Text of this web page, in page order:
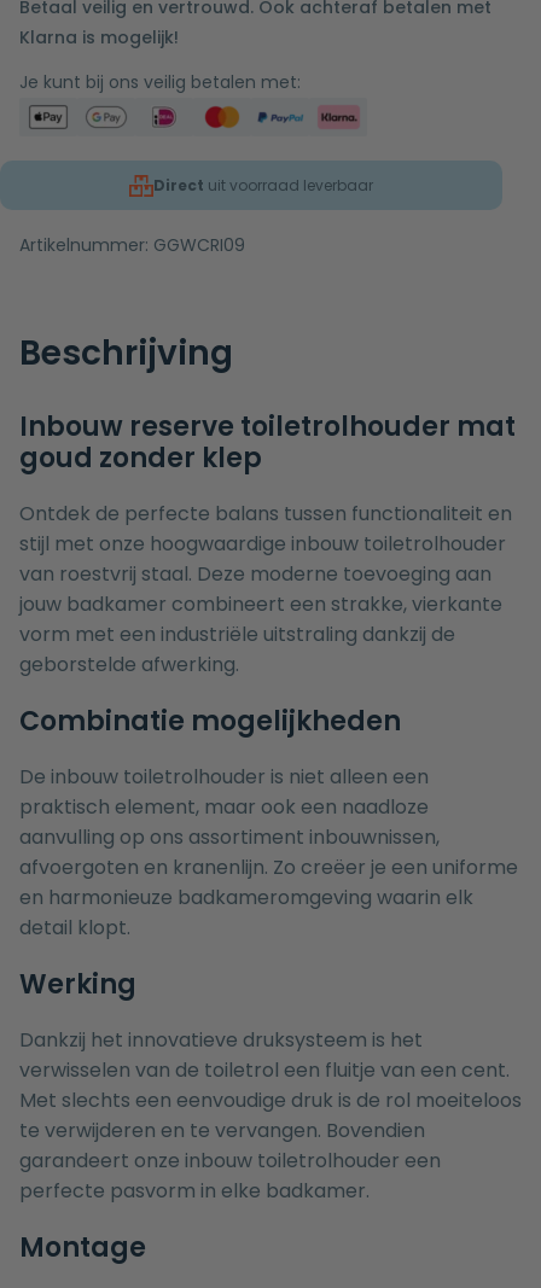
Betaal veilig en vertrouwd. Ook achteraf betalen met
Klarna is mogelijk!
Je kunt bij ons veilig betalen met:
Direct uit voorraad leverbaar
Artikelnummer: GGWCRI09
Beschrijving
Inbouw reserve toiletrolhouder mat
goud zonder klep
Ontdek de perfecte balans tussen functionaliteit en
stijl met onze hoogwaardige inbouw toiletrolhouder
van roestvrij staal. Deze moderne toevoeging aan
jouw badkamer combineert een strakke, vierkante
vorm met een industriële uitstraling dankzij de
geborstelde afwerking.
Combinatie mogelijkheden
De inbouw toiletrolhouder is niet alleen een
praktisch element, maar ook een naadloze
aanvulling op ons assortiment inbouwnissen,
afvoergoten en kranenlijn. Zo creëer je een uniforme
en harmonieuze badkameromgeving waarin elk
detail klopt.
Werking
Dankzij het innovatieve druksysteem is het
verwisselen van de toiletrol een fluitje van een cent.
Met slechts een eenvoudige druk is de rol moeiteloos
te verwijderen en te vervangen. Bovendien
garandeert onze inbouw toiletrolhouder een
perfecte pasvorm in elke badkamer.
Montage